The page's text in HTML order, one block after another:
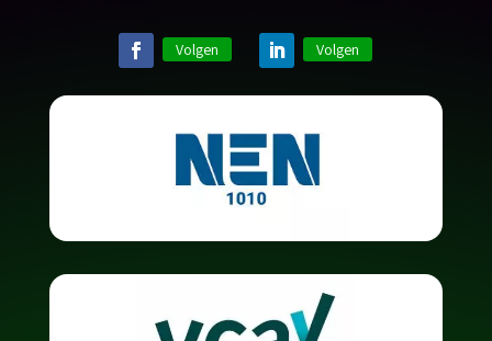
Volgen Volgen